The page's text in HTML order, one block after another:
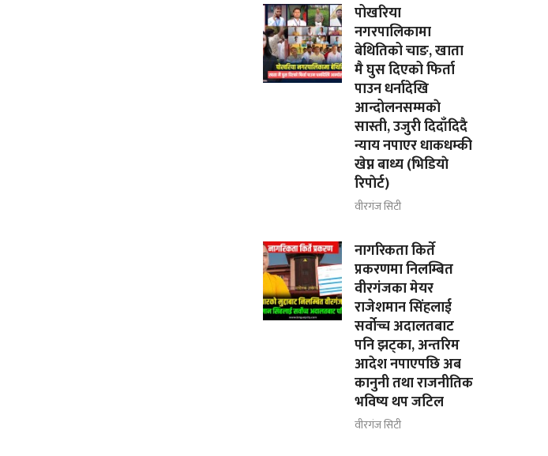
पोखरिया
नगरपालिकामा
बेथितिको चाङ, खाता
मै घुस दिएको फिर्ता
पाउन धर्नादेखि
आन्दोलनसम्मकाे
सास्ती, उजुरी दिदाँदिदै
न्याय नपाएर धाकधम्की
खेप्न बाध्य (भिडियाे
रिपाेर्ट)
वीरगंज सिटी
नागरिकता किर्ते
प्रकरणमा निलम्बित
वीरगंजका मेयर
राजेशमान सिंहलाई
सर्वोच्च अदालतबाट
पनि झट्का, अन्तरिम
आदेश नपाएपछि अब
कानुनी तथा राजनीतिक
भविष्य थप जटिल
वीरगंज सिटी